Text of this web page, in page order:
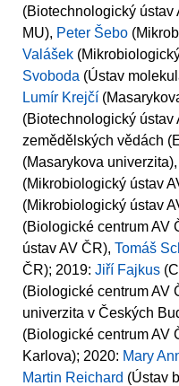
(Biotechnologický ústav
MU), Peter Šebo
Valášek
Svoboda (Ústav
Lumír Krejčí
(Biotechnologický ústav
zemědělských vědách
(Masarykova univerzita),
(Mikrobiologický ústav
(Mikrobiologický ústav
(Biologické centrum AV
ústav AV ČR), Tomáš
ČR); 2019: Jiří Fajkus
(Biologické centrum AV
univerzita v Českých
(Biologické centrum AV
Karlova); 2020: Mary
Martin Reichard (Ústav